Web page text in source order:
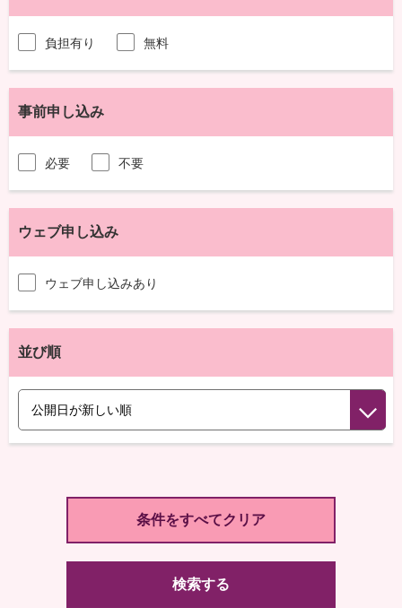
負担有り 無料
事前申し込み
必要 不要
ウェブ申し込み
ウェブ申し込みあり
並び順
検索する